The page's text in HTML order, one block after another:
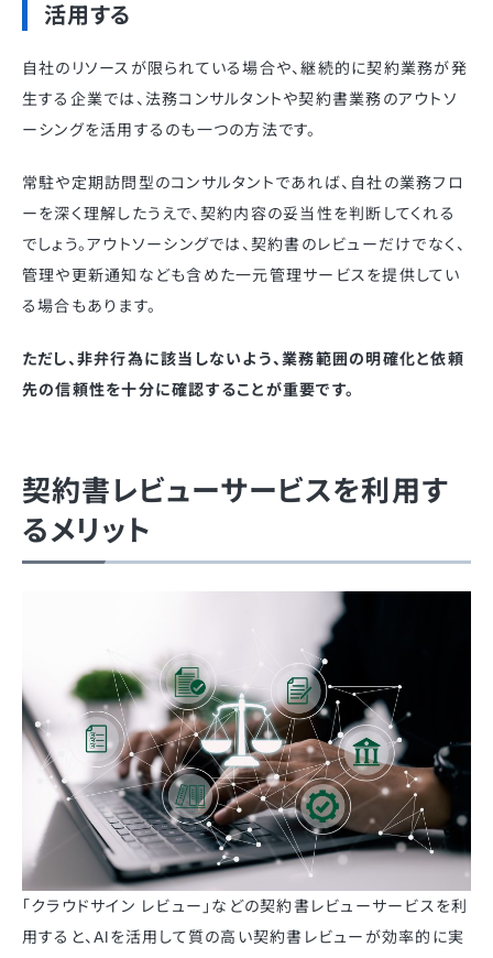
活用する
自社のリソースが限られている場合や、継続的に契約業務が発
生する企業では、法務コンサルタントや契約書業務のアウトソ
ーシングを活用するのも一つの方法です。
常駐や定期訪問型のコンサルタントであれば、自社の業務フロ
ーを深く理解したうえで、契約内容の妥当性を判断してくれる
でしょう。アウトソーシングでは、契約書のレビューだけでなく、
管理や更新通知なども含めた一元管理サービスを提供してい
る場合もあります。
ただし、非弁行為に該当しないよう、業務範囲の明確化と依頼
先の信頼性を十分に確認することが重要です。
契約書レビューサービスを利用す
るメリット
「クラウドサイン レビュー」などの契約書レビューサービスを利
用すると、AIを活用して質の高い契約書レビューが効率的に実